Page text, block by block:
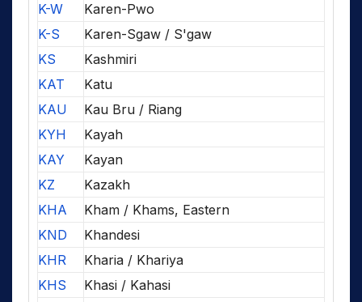
K-W
Karen-Pwo
K-S
Karen-Sgaw / S'gaw
KS
Kashmiri
KAT
Katu
KAU
Kau Bru / Riang
KYH
Kayah
KAY
Kayan
KZ
Kazakh
KHA
Kham / Khams, Eastern
KND
Khandesi
KHR
Kharia / Khariya
KHS
Khasi / Kahasi